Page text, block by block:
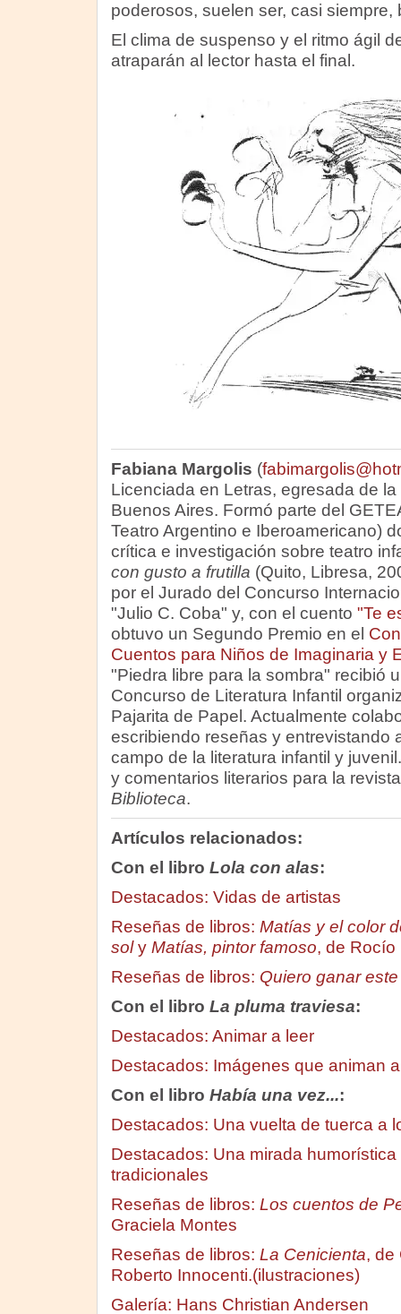
poderosos, suelen ser, casi siempre,
El clima de suspenso y el ritmo ágil
atraparán al lector hasta el final.
Fabiana Margolis (
Licenciada en Letras, egresada de
Buenos Aires. Formó parte del
Teatro Argentino e Iberoamericano)
crítica e investigación sobre teatro
con gusto a frutilla (Quito, Libresa,
por el Jurado del Concurso
"Julio C. Coba" y, con el cuento "Te
obtuvo un Segundo Premio en el
Cuentos para Niños de Imaginaria y
"Piedra libre para la sombra" recibió
Concurso de Literatura Infantil
Pajarita de Papel. Actualmente
escribiendo reseñas y entrevistando
campo de la literatura infantil y
y comentarios literarios para la
Biblioteca.
Artículos relacionados:
Con el libro Lola con alas:
Destacados: Vidas de artistas
Reseñas de libros: Matías y el color
soly Matías, pintor famoso, de Rocío
Reseñas de libros: Quiero ganar
Con el libro La pluma traviesa:
Destacados: Animar a leer
Destacados: Imágenes que animan
Con el libro Había una vez...:
Destacados: Una vuelta de tuerca a
Destacados: Una mirada
tradicionales
Reseñas de libros: Los cuentos de
Graciela Montes
Reseñas de libros: La Cenicienta, de
Roberto Innocenti.(ilustraciones)
Galería: Hans Christian Andersen